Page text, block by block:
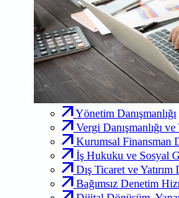
Yönetim Danışmanlığı
Vergi Danışmanlığı
Kurumsal Finansman
İş Hukuku ve Sosyal
Dış Ticaret ve Yatırım
Bağımsız Denetim